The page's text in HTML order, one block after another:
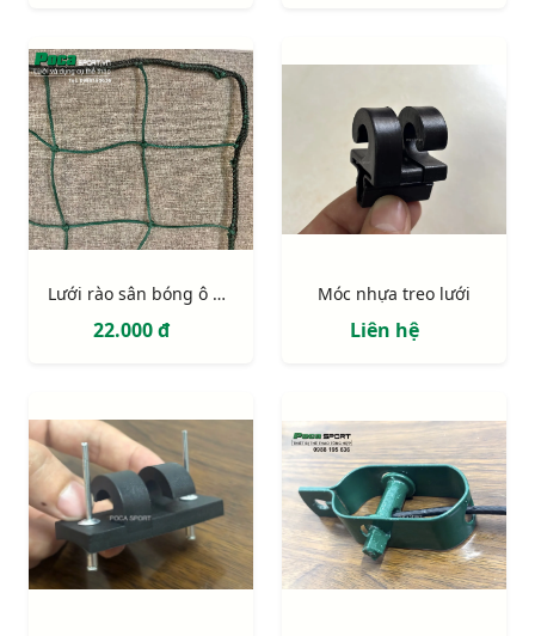
Lưới rào sân bóng ô 135mm sợi 4mm
22.000 đ
Móc nhựa treo lưới
Liên hệ